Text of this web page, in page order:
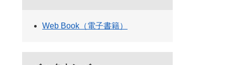
Web Book（電子書籍）